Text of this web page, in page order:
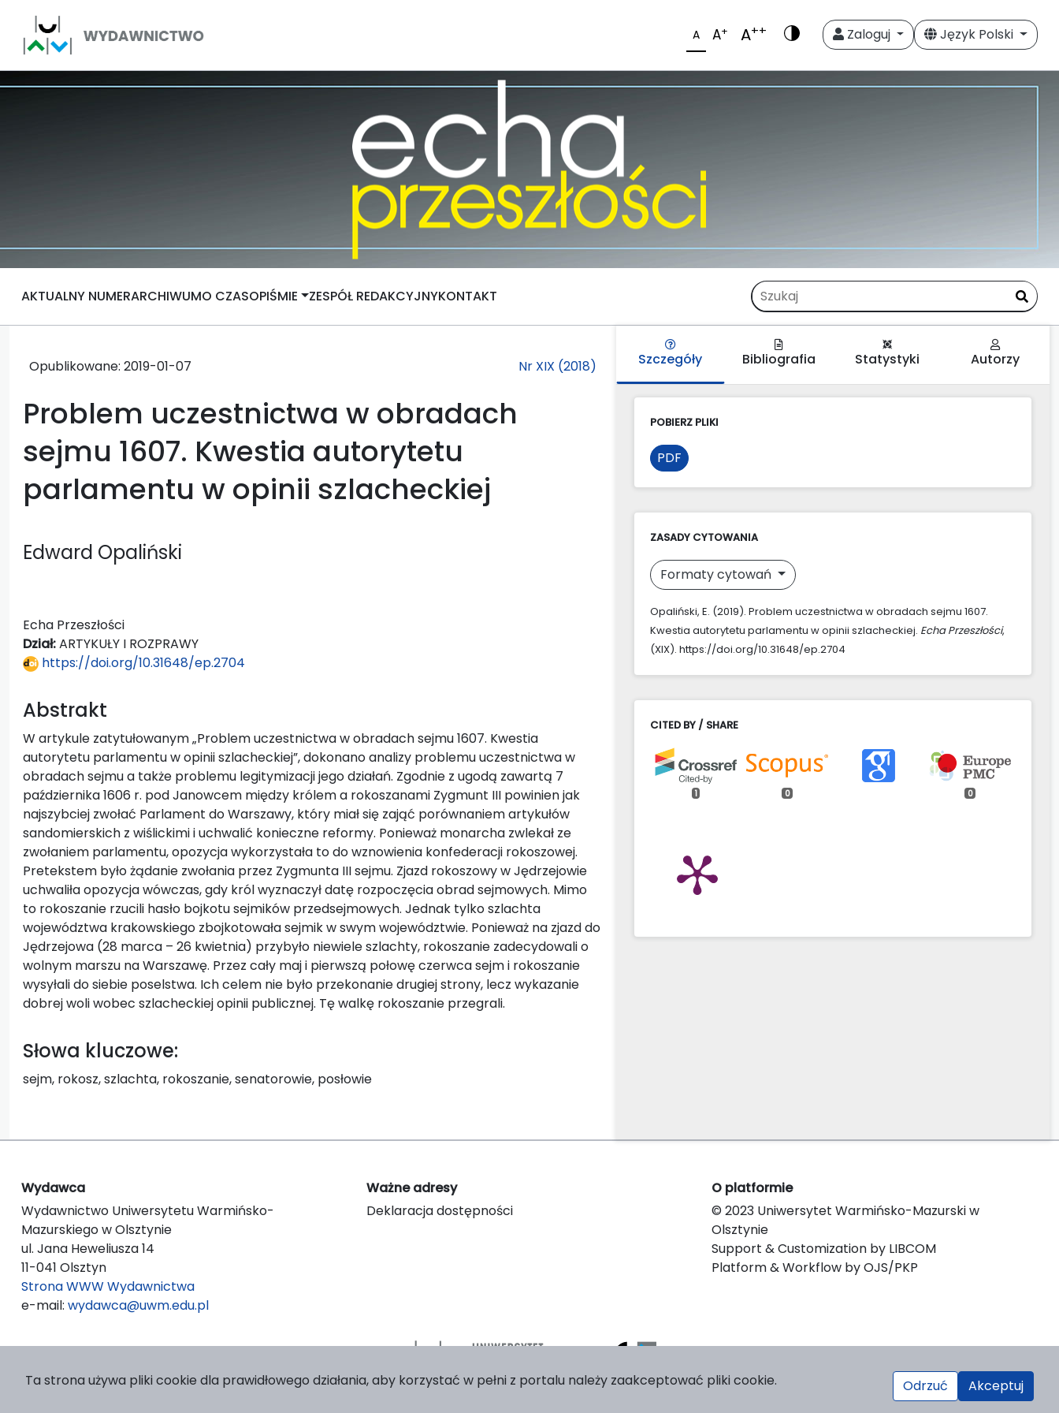
A A+ A++ Zaloguj Język Polski
AKTUALNY NUMERARCHIWUMO CZASOPIŚMIE ZESPÓŁ REDAKCYJNYKONTAKT
Opublikowane: 2019-01-07 Nr XIX (2018)
Problem uczestnictwa w obradach
sejmu 1607. Kwestia autorytetu
parlamentu w opinii szlacheckiej
Edward Opaliński
Echa Przeszłości
Dział:ARTYKUŁY I ROZPRAWY
https://doi.org/10.31648/ep.2704
Abstrakt
W artykule zatytułowanym „Problem uczestnictwa w obradach sejmu 1607. Kwestia
autorytetu parlamentu w opinii szlacheckiej”, dokonano analizy problemu uczestnictwa w
obradach sejmu a także problemu legitymizacji jego działań. Zgodnie z ugodą zawartą 7
października 1606 r. pod Janowcem między królem a rokoszanami Zygmunt III powinien jak
najszybciej zwołać Parlament do Warszawy, który miał się zająć porównaniem artykułów
sandomierskich z wiślickimi i uchwalić konieczne reformy. Ponieważ monarcha zwlekał ze
zwołaniem parlamentu, opozycja wykorzystała to do wznowienia konfederacji rokoszowej.
Pretekstem było żądanie zwołania przez Zygmunta III sejmu. Zjazd rokoszowy w Jędrzejowie
uchwaliła opozycja wówczas, gdy król wyznaczył datę rozpoczęcia obrad sejmowych. Mimo
to rokoszanie rzucili hasło bojkotu sejmików przedsejmowych. Jednak tylko szlachta
województwa krakowskiego zbojkotowała sejmik w swym województwie. Ponieważ na zjazd do
Jędrzejowa (28 marca – 26 kwietnia) przybyło niewiele szlachty, rokoszanie zadecydowali o
wolnym marszu na Warszawę. Przez cały maj i pierwszą połowę czerwca sejm i rokoszanie
wysyłali do siebie poselstwa. Ich celem nie było przekonanie drugiej strony, lecz wykazanie
dobrej woli wobec szlacheckiej opinii publicznej. Tę walkę rokoszanie przegrali.
Słowa kluczowe:
sejm, rokosz, szlachta, rokoszanie, senatorowie, posłowie
Szczegóły Bibliografia Statystyki Autorzy
POBIERZ PLIKI
PDF
ZASADY CYTOWANIA
Formaty cytowań
Opaliński, E. (2019). Problem uczestnictwa w obradach sejmu 1607.
Kwestia autorytetu parlamentu w opinii szlacheckiej. Echa Przeszłości,
(XIX). https://doi.org/10.31648/ep.2704
CITED BY / SHARE
1 0 0
Wydawca
Wydawnictwo Uniwersytetu Warmińsko-
Mazurskiego w Olsztynie
ul. Jana Heweliusza 14
11-041 Olsztyn
Strona WWW Wydawnictwa
e-mail: wydawca@uwm.edu.pl
Ważne adresy
Deklaracja dostępności
O platformie
© 2023 Uniwersytet Warmińsko-Mazurski w
Olsztynie
Support & Customization by LIBCOM
Platform & Workflow by OJS/PKP
Ta strona używa pliki cookie dla prawidłowego działania, aby korzystać w pełni z portalu należy zaakceptować pliki cookie. Odrzuć Akceptuj